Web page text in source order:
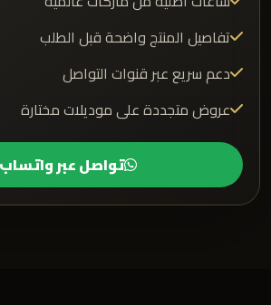
تفاصيل المنتج واضحة قبل الطلب
دعم سريع عبر قنوات التواصل
عروض متجددة على موديلات مختارة
تواصل عبر واتساب